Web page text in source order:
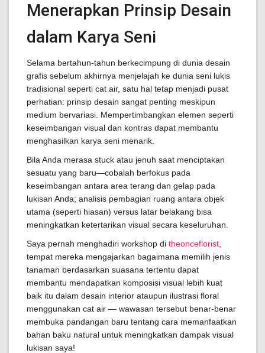
Menerapkan Prinsip Desain
dalam Karya Seni
Selama bertahun-tahun berkecimpung di dunia desain
grafis sebelum akhirnya menjelajah ke dunia seni lukis
tradisional seperti cat air, satu hal tetap menjadi pusat
perhatian: prinsip desain sangat penting meskipun
medium bervariasi. Mempertimbangkan elemen seperti
keseimbangan visual dan kontras dapat membantu
menghasilkan karya seni menarik.
Bila Anda merasa stuck atau jenuh saat menciptakan
sesuatu yang baru—cobalah berfokus pada
keseimbangan antara area terang dan gelap pada
lukisan Anda; analisis pembagian ruang antara objek
utama (seperti hiasan) versus latar belakang bisa
meningkatkan ketertarikan visual secara keseluruhan.
Saya pernah menghadiri workshop di theonceflorist
tempat mereka mengajarkan bagaimana memilih jenis
tanaman berdasarkan suasana tertentu dapat
membantu mendapatkan komposisi visual lebih kuat
baik itu dalam desain interior ataupun ilustrasi floral
menggunakan cat air — wawasan tersebut benar-benar
membuka pandangan baru tentang cara memanfaatkan
bahan baku natural untuk meningkatkan dampak visual
lukisan saya!